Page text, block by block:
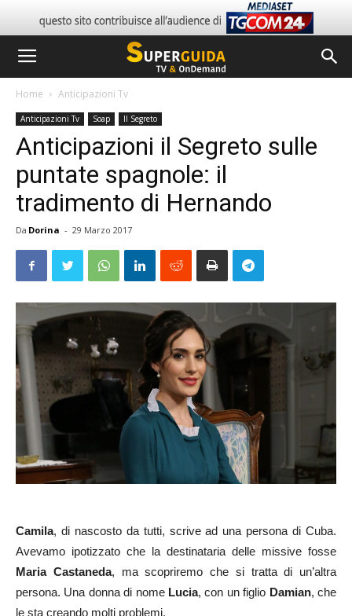
Home Anticipazioni Tv
Anticipazioni Tv Soap Il Segreto
Anticipazioni il Segreto sulle
puntate spagnole: il
tradimento di Hernando
Da Dorina - 29 Marzo 2017
Camila, di nascosto da tutti, scrive ad una persona di Cuba.
Avevamo ipotizzato che la destinataria delle missive fosse
Maria Castaneda, ma scopriremo che si tratta di un’altra
persona. Una donna di nome Lucia, con un figlio Damian, che
le sta creando molti problemi.